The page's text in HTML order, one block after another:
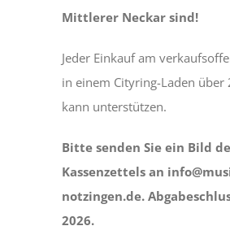
Mittlerer Neckar sind!
Jeder Einkauf am
in einem Cityring-Laden über
kann unterstützen.
Bitte senden Sie ein Bild
Kassenzettels an
notzingen.de.
2026.